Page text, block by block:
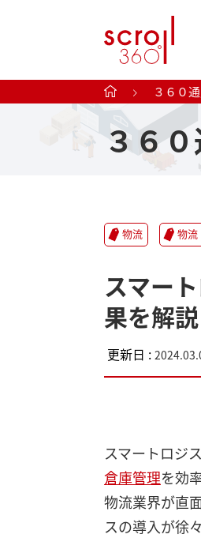
３６０
３６
物流 物流
スマー
果を解説
更新日 :
スマートロジ
倉庫管理を効
物流業界が直
スの導入が徐